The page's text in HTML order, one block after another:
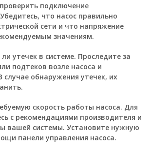
подключение
что насос правильно
сети и что напряжение
значениям.
утечек в системе. Проследите за
подтеков возле насоса и
случае обнаружения утечек, их
скорость работы насоса. Для
с рекомендациями производителя и
вашей системы. Установите нужную
панели управления насоса.